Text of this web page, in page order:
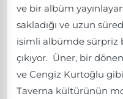
ve bir albüm
sakladığı ve uzun
isimli albümde sürpriz
çıkıyor. Üner, bir
ve Cengiz Kurtoğlu
Taverna kültürünün